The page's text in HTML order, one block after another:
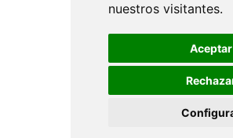
nuestros visitantes.
Aceptar